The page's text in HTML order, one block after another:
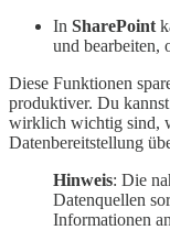
In SharePoint
und bearbeiten,
Diese Funktionen
produktiver. Du
wirklich wichtig sind,
Datenbereitstellung
Hinweis: Die
Datenquellen
Informationen